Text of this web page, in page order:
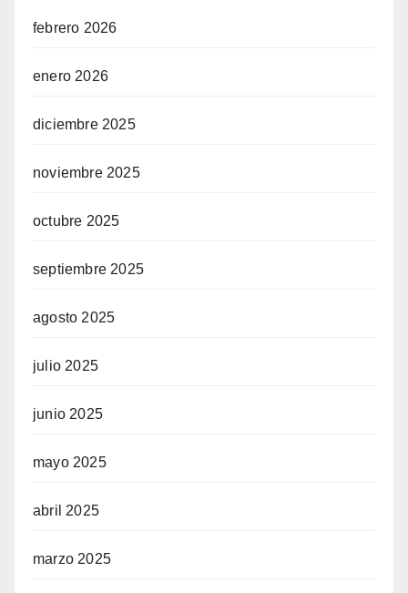
febrero 2026
enero 2026
diciembre 2025
noviembre 2025
octubre 2025
septiembre 2025
agosto 2025
julio 2025
junio 2025
mayo 2025
abril 2025
marzo 2025